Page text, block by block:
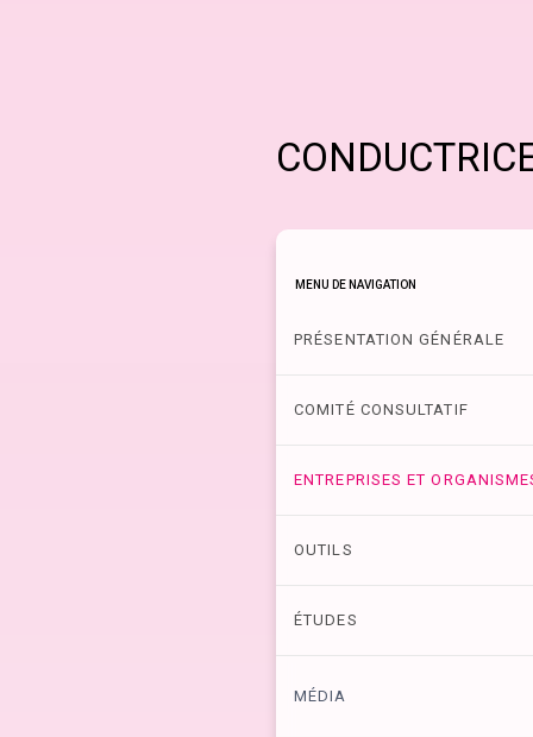
MENU DE NAVIGATION
PRÉSENTATION GÉNÉRALE
COMITÉ CONSULTATIF
ENTREPRISES ET
OUTILS
ÉTUDES
MÉDIA